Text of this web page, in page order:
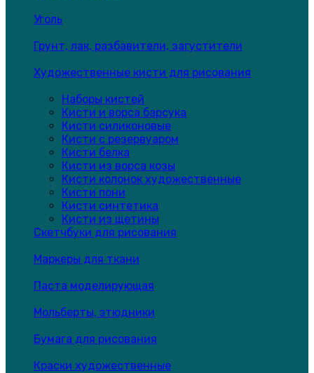
Уголь
Грунт, лак, разбавители, загустители
Художественные кисти для рисования
Наборы кистей
Кисти и ворса барсука
Кисти силиконовые
Кисти с резервуаром
Кисти белка
Кисти из ворса козы
Кисти колонок художественные
Кисти пони
Кисти синтетика
Кисти из щетины
Скетчбуки для рисования
Маркеры для ткани
Паста моделирующая
Мольберты, этюдники
Бумага для рисования
Краски художественные